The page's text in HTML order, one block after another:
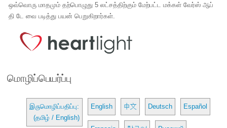
ஒவ்வொரு மாதமும் தற்பொழுது 5 லட்சத்திற்கும் மேற்பட்ட மக்கள் வேர்ஸ் ஆப்
தி டே வை படித்து பயன் பெறுகிறார்கள்.
மொழிப்பெயர்ப்பு
இருமொழிப்பதிப்பு:
(தமிழ் / English)
English 中文 Deutsch Español